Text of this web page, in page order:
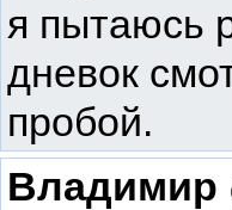
я пытаюсь
дневок
пробой.
Владимир